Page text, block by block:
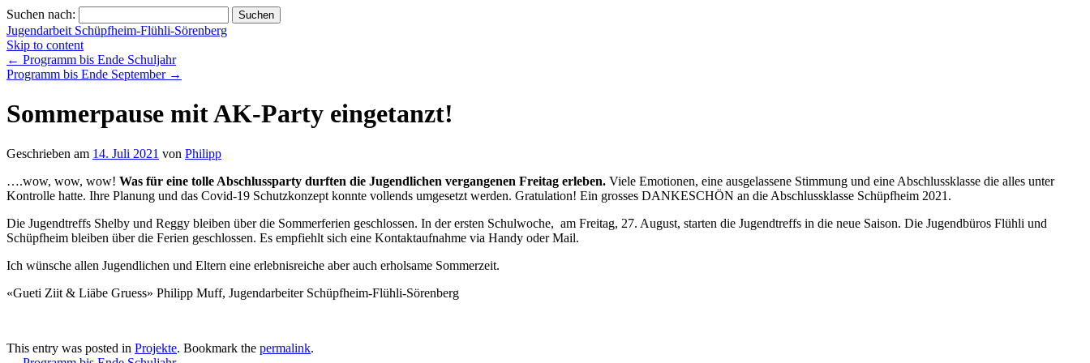
Suchen nach:
Jugendarbeit Schüpfheim-Flühli-Sörenberg
Skip to content
← Programm bis Ende Schuljahr
Programm bis Ende September →
Sommerpause mit AK-Party eingetanzt!
Geschrieben am 14. Juli 2021 von Philipp
….wow, wow, wow! Was für eine tolle Abschlussparty durften die Jugendlichen vergangenen Freitag erleben. Viele Emotionen, eine ausgelassene Stimmung und eine Abschlussklasse die alles unter
Kontrolle hatte. Ihre Planung und das Covid-19 Schutzkonzept konnte vollends umgesetzt werden. Gratulation! Ein grosses DANKESCHÖN an die Abschlussklasse Schüpfheim 2021.
Die Jugendtreffs Shelby und Reggy bleiben über die Sommerferien geschlossen. In der ersten Schulwoche, am Freitag, 27. August, starten die Jugendtreffs in die neue Saison. Die Jugendbüros Flühli und
Schüpfheim bleiben über die Ferien geschlossen. Es empfiehlt sich eine Kontaktaufnahme via Handy oder Mail.
Ich wünsche allen Jugendlichen und Eltern eine erlebnisreiche aber auch erholsame Sommerzeit.
«Gueti Ziit & Liäbe Gruess» Philipp Muff, Jugendarbeiter Schüpfheim-Flühli-Sörenberg
This entry was posted in Projekte. Bookmark the permalink.